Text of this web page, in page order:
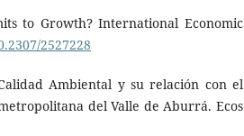
to Growth? International Economic
2527228
Ambiental y su relación con el
del Valle de Aburrá. Ecos